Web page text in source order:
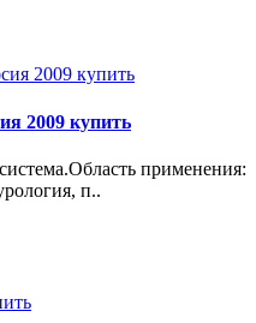
2009 купить
применения:
п..